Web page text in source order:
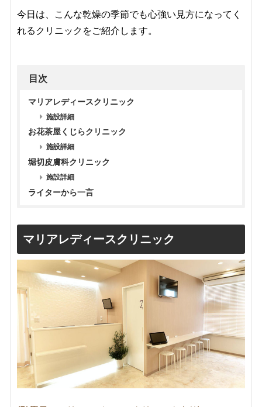
今日は、こんな乾燥の季節でも心強い見方になってく
れるクリニックをご紹介します。
目次
マリアレディースクリニック
施設詳細
お花茶屋くじらクリニック
施設詳細
堀切皮膚科クリニック
施設詳細
ライターから一言
マリアレディースクリニック